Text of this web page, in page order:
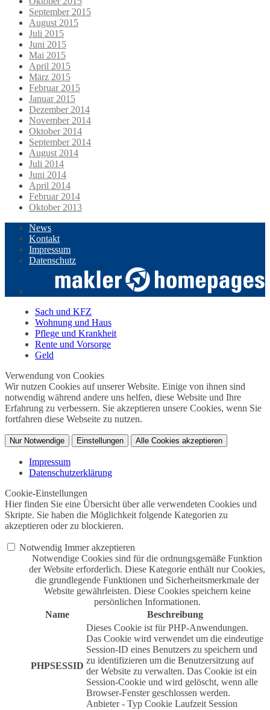
September 2015
August 2015
Juli 2015
Juni 2015
Mai 2015
April 2015
März 2015
Februar 2015
Januar 2015
Dezember 2014
November 2014
Oktober 2014
September 2014
August 2014
Juli 2014
Juni 2014
April 2014
Februar 2014
Oktober 2013
News
Kontakt
Impressum
Datenschutz
Sach und KFZ
Wohnung und Haus
Pflege und Krankheit
Rente und Vorsorge
Geld
Verwendung von Cookies
Wir nutzen Cookies auf unserer Website. Einige von ihnen sind
notwendig während andere uns helfen, diese Website und Ihre
Erfahrung zu verbessern. Sie akzeptieren unsere Cookies, wenn Sie
fortfahren diese Webseite zu nutzen.
Nur Notwendige Einstellungen Alle Cookies akzeptieren
Impressum
Datenschutzerklärung
Cookie-Einstellungen
Hier finden Sie eine Übersicht über alle verwendeten Cookies und
Skripte. Sie haben die Möglichkeit folgende Kategorien zu
akzeptieren oder zu blockieren.
Notwendig Immer akzeptieren
Notwendige Cookies sind für die ordnungsgemäße Funktion
der Website erforderlich. Diese Kategorie enthält nur Cookies,
die grundlegende Funktionen und Sicherheitsmerkmale der
Website gewährleisten. Diese Cookies speichern keine
persönlichen Informationen.
Name
Beschreibung
PHPSESSID
Dieses Cookie ist für PHP-Anwendungen.
Das Cookie wird verwendet um die eindeutige
Session-ID eines Benutzers zu speichern und
zu identifizieren um die Benutzersitzung auf
der Website zu verwalten. Das Cookie ist ein
Session-Cookie und wird gelöscht, wenn alle
Browser-Fenster geschlossen werden.
Anbieter - Typ Cookie Laufzeit Session